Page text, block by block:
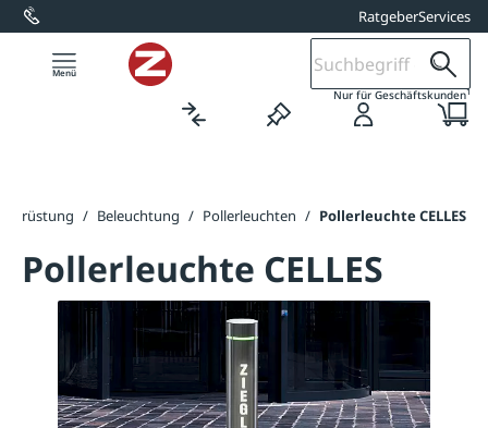
springen RatgeberServices
Nur für Geschäftskunden1
/ Beleuchtung / Pollerleuchten / Pollerleuchte CELLES
Pollerleuchte CELLES